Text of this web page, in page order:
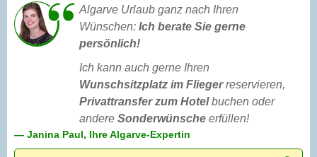
Algarve Urlaub ganz nach Ihren
Wünschen: Ich berate Sie gerne
persönlich!
Ich kann auch gerne Ihren
Wunschsitzplatz im Fliegerreservieren,
Privattransfer zum Hotelbuchen oder
andere Sonderwünsche erfüllen!
— Janina Paul, Ihre Algarve-Expertin